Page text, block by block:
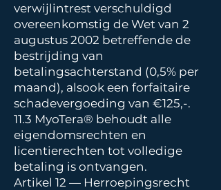
verwijlintrest verschuldigd
overeenkomstig de Wet van 2
augustus 2002 betreffende de
bestrijding van
betalingsachterstand (0,5% per
maand), alsook een forfaitaire
schadevergoeding van €125,-.
11.3 MyoTera® behoudt alle
eigendomsrechten en
licentierechten tot volledige
betaling is ontvangen.
Artikel 12 — Herroepingsrecht